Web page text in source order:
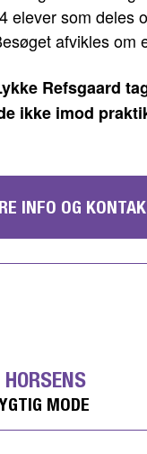
elever som deles
afvikles om
Refsgaard
ikke imod
INFO OG
MODE